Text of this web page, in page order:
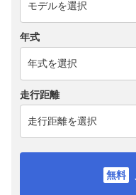
年式
走行距離